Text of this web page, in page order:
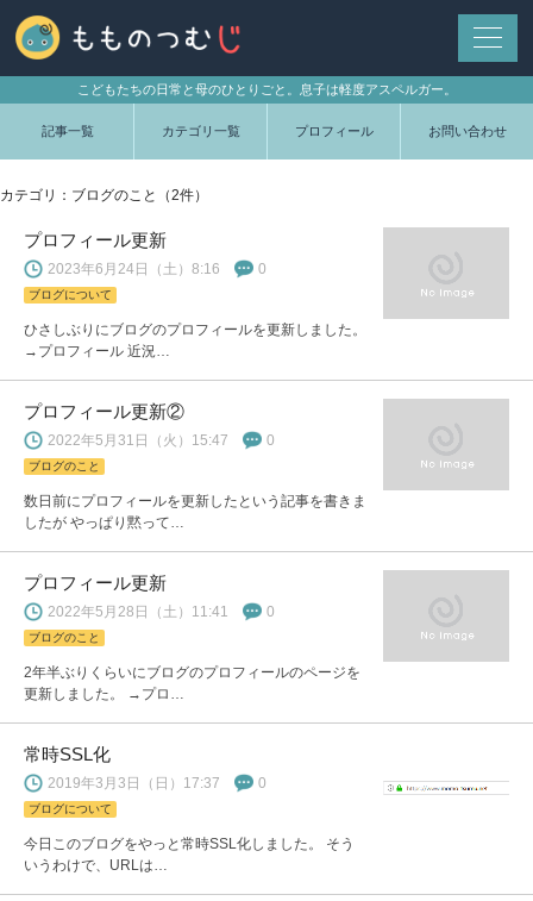
こどもたちの日常と母のひとりごと。息子は軽度アスペルガー。
記事一覧 カテゴリ一覧 プロフィール お問い合わせ
カテゴリ：ブログのこと（2件）
プロフィール更新
2023年6月24日（土）8:16 0
ブログについて
ひさしぶりにブログのプロフィールを更新しました。
→プロフィール 近況…
プロフィール更新②
2022年5月31日（火）15:47 0
ブログのこと
数日前にプロフィールを更新したという記事を書きま
したが やっぱり黙って…
プロフィール更新
2022年5月28日（土）11:41 0
ブログのこと
2年半ぶりくらいにブログのプロフィールのページを
更新しました。 →プロ…
常時SSL化
2019年3月3日（日）17:37 0
ブログについて
今日このブログをやっと常時SSL化しました。 そう
いうわけで、URLは…